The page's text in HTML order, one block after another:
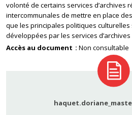
volonté de certains services d’archives
intercommunales de mettre en place
que les principales politiques
développées par les services
Accès au document
Non consultable